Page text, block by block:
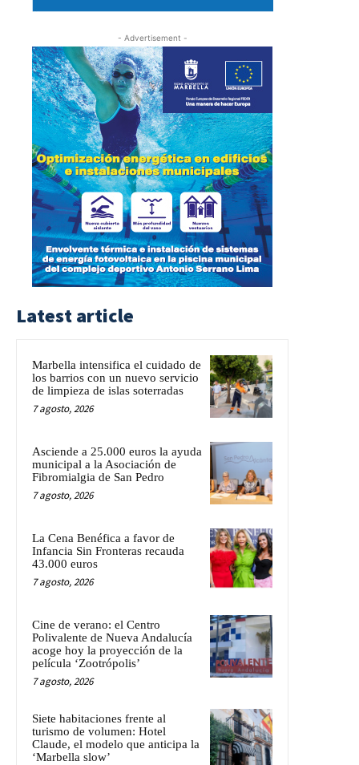
- Advertisement -
Latest article
Marbella intensifica el cuidado de
los barrios con un nuevo servicio
de limpieza de islas soterradas
7 agosto, 2026
Asciende a 25.000 euros la ayuda
municipal a la Asociación de
Fibromialgia de San Pedro
7 agosto, 2026
La Cena Benéfica a favor de
Infancia Sin Fronteras recauda
43.000 euros
7 agosto, 2026
Cine de verano: el Centro
Polivalente de Nueva Andalucía
acoge hoy la proyección de la
película ‘Zootrópolis’
7 agosto, 2026
Siete habitaciones frente al
turismo de volumen: Hotel
Claude, el modelo que anticipa la
‘Marbella slow’